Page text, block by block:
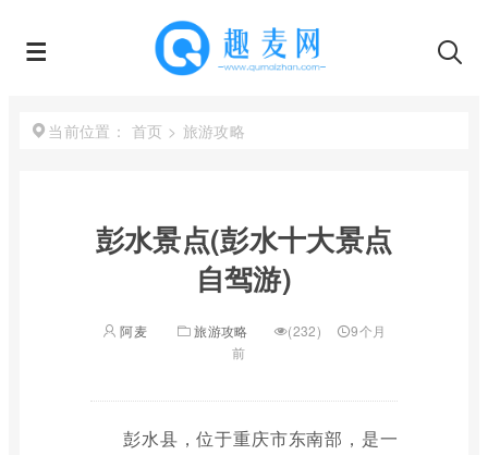
当前位置： 首页 > 旅游攻略
彭水景点(彭水十大景点
自驾游)
阿麦 旅游攻略 (232)
9个月
前
彭水县，位于重庆市东南部，是一